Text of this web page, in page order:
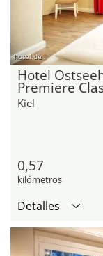
hotel.de
Hotel
Premiere
Kiel
0,57
kilómetros
Detalles